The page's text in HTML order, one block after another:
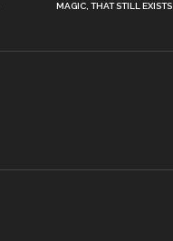
MAGIC, THAT STILL EXISTS